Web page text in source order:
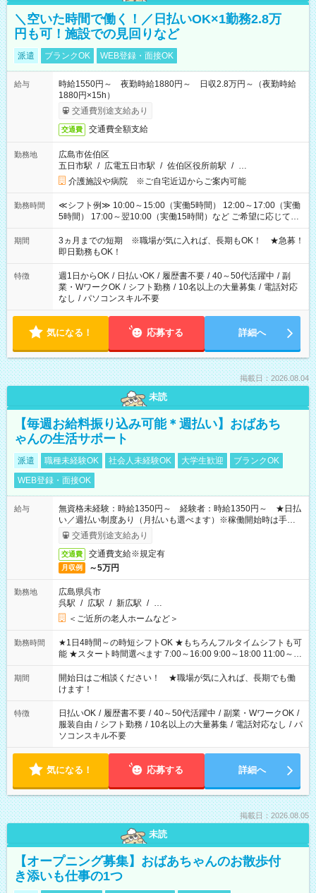
＼空いた時間で働く！／日払いOK×1勤務2.8万
円も可！施設での見回りなど
派遣 ブランクOK WEB登録・面接OK
給与
時給1550円～ 夜勤時給1880円～ 日収2.8万円～（夜勤時給
1880円×15h）
交通費別途支給あり
交通費 交通費全額支給
勤務地
広島市佐伯区
五日市駅 / 広電五日市駅 / 佐伯区役所前駅 / …
介護施設や病院 ※ご自宅近辺からご案内可能
勤務時間
≪シフト例≫ 10:00～15:00（実働5時間） 12:00～17:00（実働
5時間） 17:00～翌10:00（実働15時間）など ご希望に応じて、
働く時間は調整できます！ お気軽に担当へ相談ください！
期間
3ヵ月までの短期 ※職場が気に入れば、長期もOK！ ★急募！
即日勤務もOK！
特徴 週1日からOK / 日払いOK / 履歴書不要 / 40～50代活躍中 / 副
業・WワークOK / シフト勤務 / 10名以上の大量募集 / 電話対応
なし / パソコンスキル不要
気になる！ 応募する 詳細へ
掲載日：2026.08.04
未読
【毎週お給料振り込み可能＊週払い】おばあち
ゃんの生活サポート
派遣 職種未経験OK 社会人未経験OK 大学生歓迎
ブランクOK
WEB登録・面接OK
給与
無資格未経験：時給1350円～ 経験者：時給1350円～ ★日払
い／週払い制度あり（月払いも選べます）※稼働開始時は手続き
完了次第のお支払いとなります。
交通費別途支給あり
交通費 交通費支給※規定有
月収例 ～5万円
勤務地
広島県呉市
呉駅 / 広駅 / 新広駅 / …
＜ご近所の老人ホームなど＞
勤務時間
★1日4時間～の時短シフトOK ★もちろんフルタイムシフトも可
能 ★スタート時間選べます 7:00～16:00 9:00～18:00 11:00～
20:00 など 残業なし！ ※Wワークの場合、他のお仕事と合わせ
週40時間超の就業はご案内できません ※法令に基づき、週20時
間以上勤務は社会保険への加入対象となります ※労働者派遣法
（日雇い派遣の原則禁止）により、短時間・短期間の就業はご
案内が難しい場合があります
期間
開始日はご相談ください！ ★職場が気に入れば、長期でも働
けます！
特徴 日払いOK / 履歴書不要 / 40～50代活躍中 / 副業・WワークOK /
服装自由 / シフト勤務 / 10名以上の大量募集 / 電話対応なし / パ
ソコンスキル不要
気になる！ 応募する 詳細へ
掲載日：2026.08.05
未読
【オープニング募集】おばあちゃんのお散歩付
き添いも仕事の1つ